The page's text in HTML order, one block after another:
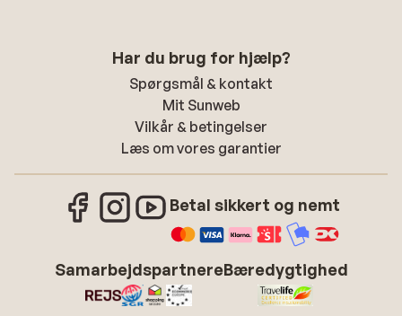
Har du brug for hjælp?
Spørgsmål & kontakt
Mit Sunweb
Vilkår & betingelser
Læs om vores garantier
Betal sikkert og nemt
SamarbejdspartnereBæredygtighed